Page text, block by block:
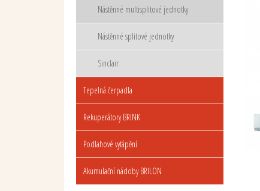
Nástěnné multisplitové jednotky
Nástěnné splitové jednotky
Sinclair
Tepelná čerpadla
Rekuperátory BRINK
Podlahové vytápění
Akumulační nádoby BRILON